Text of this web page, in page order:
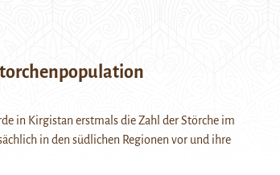
in Kirgistan erstmals die Zahl der Störche im
in den südlichen Regionen vor und ihre